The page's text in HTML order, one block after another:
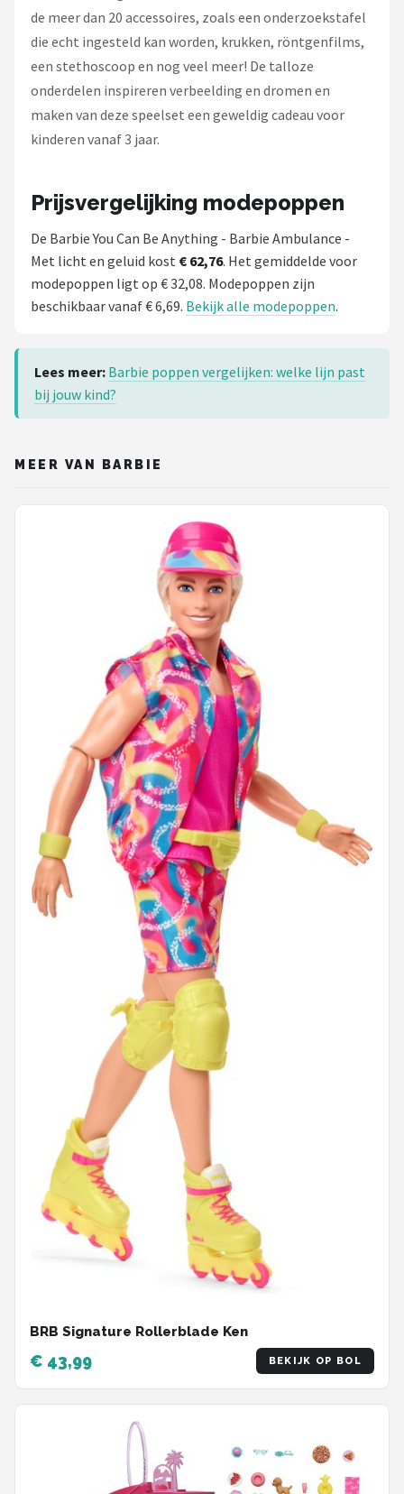
de meer dan 20 accessoires, zoals een onderzoekstafel
die echt ingesteld kan worden, krukken, röntgenfilms,
een stethoscoop en nog veel meer! De talloze
onderdelen inspireren verbeelding en dromen en
maken van deze speelset een geweldig cadeau voor
kinderen vanaf 3 jaar.
Prijsvergelijking modepoppen
De Barbie You Can Be Anything - Barbie Ambulance -
Met licht en geluid kost € 62,76. Het gemiddelde voor
modepoppen ligt op € 32,08. Modepoppen zijn
beschikbaar vanaf € 6,69. Bekijk alle modepoppen.
Lees meer: Barbie poppen vergelijken: welke lijn past
bij jouw kind?
MEER VAN BARBIE
BRB Signature Rollerblade Ken
€ 43,99 BEKIJK OP BOL